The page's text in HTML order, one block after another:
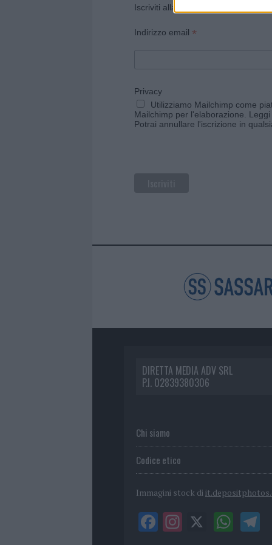
Iscriviti alla newsletter di Gallura
Indirizzo email *
Privacy
Utilizziamo Mailchimp come
Mailchimp per l'elaborazione.
Potrai annullare l'iscrizione in
DIRETTA MEDIA ADV SRL
P.I. 02839380306
Chi siamo
Codice etico
Immagini stock di